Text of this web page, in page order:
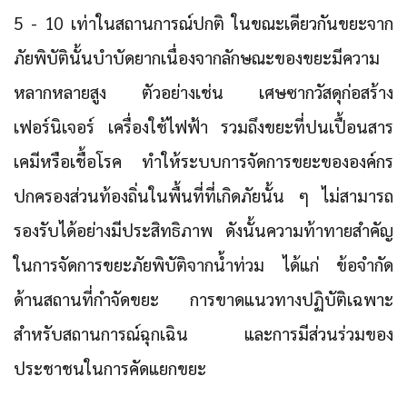
5 - 10 เท่าในสถานการณ์ปกติ ในขณะเดียวกันขยะจาก
ภัยพิบัตินั้นบำบัดยากเนื่องจากลักษณะของขยะมีความ
หลากหลายสูง ตัวอย่างเช่น เศษซากวัสดุก่อสร้าง
เฟอร์นิเจอร์ เครื่องใช้ไฟฟ้า รวมถึงขยะที่ปนเปื้อนสาร
เคมีหรือเชื้อโรค ทำให้ระบบการจัดการขยะขององค์กร
ปกครองส่วนท้องถิ่นในพื้นที่ที่เกิดภัยนั้น ๆ ไม่สามารถ
รองรับได้อย่างมีประสิทธิภาพ ดังนั้นความท้าทายสำคัญ
ในการจัดการขยะภัยพิบัติจากน้ำท่วม ได้แก่ ข้อจำกัด
ด้านสถานที่กำจัดขยะ การขาดแนวทางปฏิบัติเฉพาะ
สำหรับสถานการณ์ฉุกเฉิน และการมีส่วนร่วมของ
ประชาชนในการคัดแยกขยะ